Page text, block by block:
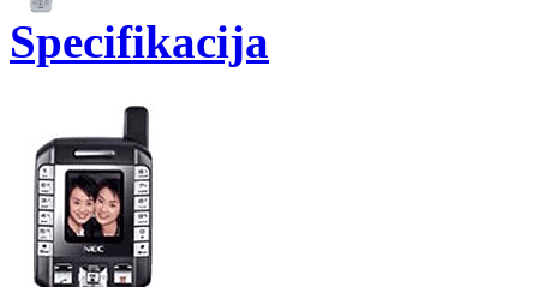
Specifikacija